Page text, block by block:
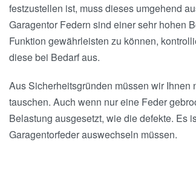
festzustellen ist, muss dieses umgehend
Garagentor Federn sind einer sehr hohen
Funktion gewährleisten zu können,
diese bei Bedarf aus.
Aus Sicherheitsgründen müssen wir
tauschen. Auch wenn nur eine Feder
Belastung ausgesetzt, wie die defekte. Es
Garagentorfeder auswechseln müssen.